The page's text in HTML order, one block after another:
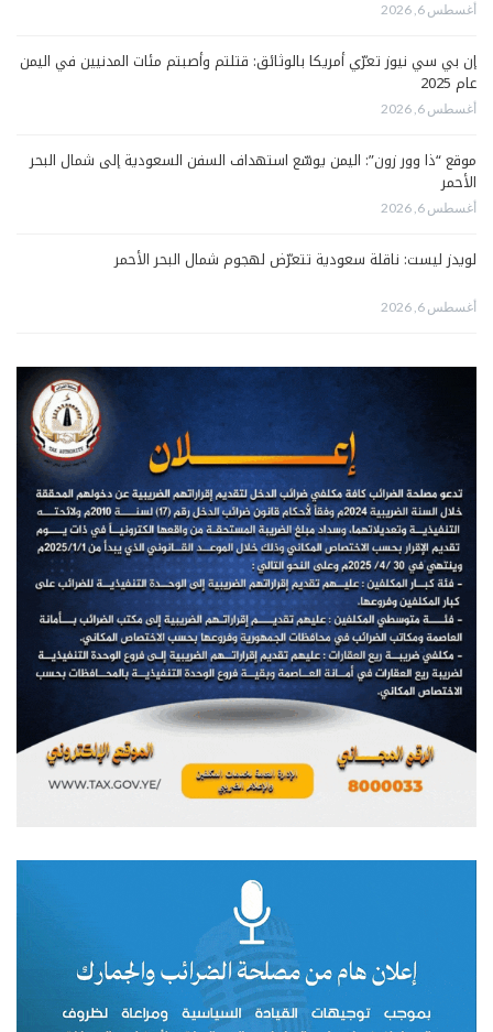
أغسطس 6, 2026
إن بي سي نيوز تعرّي أمريكا بالوثائق: قتلتم وأصبتم مئات المدنيين في اليمن
عام 2025
أغسطس 6, 2026
موقع “ذا وور زون”: اليمن يوسّع استهداف السفن السعودية إلى شمال البحر
الأحمر
أغسطس 6, 2026
لويدز ليست: ناقلة سعودية تتعرّض لهجوم شمال البحر الأحمر
أغسطس 6, 2026